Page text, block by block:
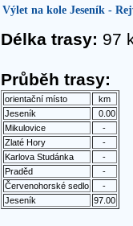
Výlet na kole Jeseník -
Délka trasy: 97
Průběh trasy:
orientační místo
km
Jeseník
0.00
Mikulovice
-
Zlaté Hory
-
Karlova Studánka
-
Praděd
-
Červenohorské sedlo
-
Jeseník
97.00